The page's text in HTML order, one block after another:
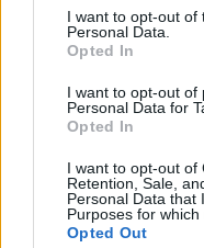
I want to opt-out of
Personal Data.
Opted In
I want to opt-out of
Personal Data for
Opted In
I want to opt-out of
Retention, Sale,
Personal Data that
Purposes for which
Opted Out
választ várt: mi az
KEDVES
A keresett cikk a
regisztrációhoz
Az előfizetés a